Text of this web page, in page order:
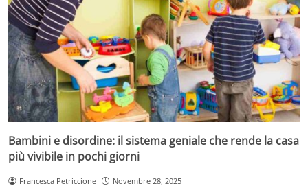
Bambini e disordine: il sistema geniale che rende la casa
più vivibile in pochi giorni
Francesca Petriccione Novembre 28, 2025